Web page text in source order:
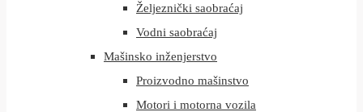
Željeznički saobraćaj
Vodni saobraćaj
Mašinsko inženjerstvo
Proizvodno mašinstvo
Motori i motorna vozila